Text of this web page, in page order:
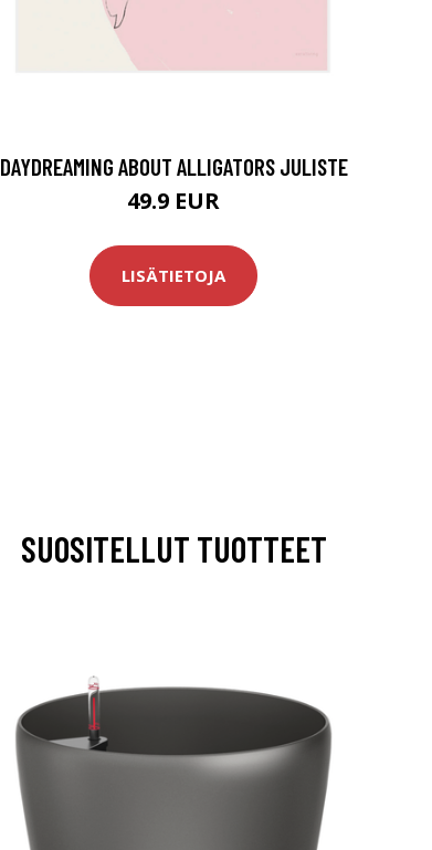
DAYDREAMING ABOUT ALLIGATORS JULISTE
49.9 EUR
LISÄTIETOJA
SUOSITELLUT TUOTTEET